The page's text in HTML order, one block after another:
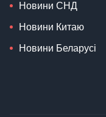
Новини СНД
Новини Китаю
Новини Беларусі